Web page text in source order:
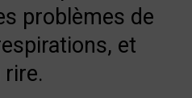
problèmes de
et